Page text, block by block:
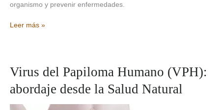
organismo y prevenir enfermedades.
5
Naturopatía
que
transformarán
Leer más »
Virus del Papiloma Humano (VPH):
abordaje desde la Salud Natural